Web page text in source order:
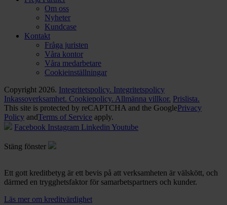
Om oss
Nyheter
Kundcase
Kontakt
Fråga juristen
Våra kontor
Våra medarbetare
Cookieinställningar
Copyright 2026. Integritetspolicy. Integritetspolicy
Inkassoverksamhet. Cookiepolicy. Allmänna villkor. Prislista.
This site is protected by reCAPTCHA and the GooglePrivacy
Policy andTerms of Service apply.
Facebook Instagram Linkedin Youtube
Stäng fönster
Ett gott kreditbetyg är ett bevis på att verksamheten är välskött, och
därmed en trygghetsfaktor för samarbetspartners och kunder.
Läs mer om kreditvärdighet